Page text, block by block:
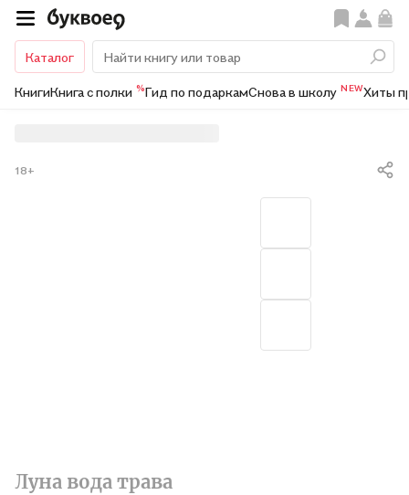
Каталог
КнигиКнига с полки %Гид по подаркамСнова в школу NEWХиты
Луна вода трава
18+